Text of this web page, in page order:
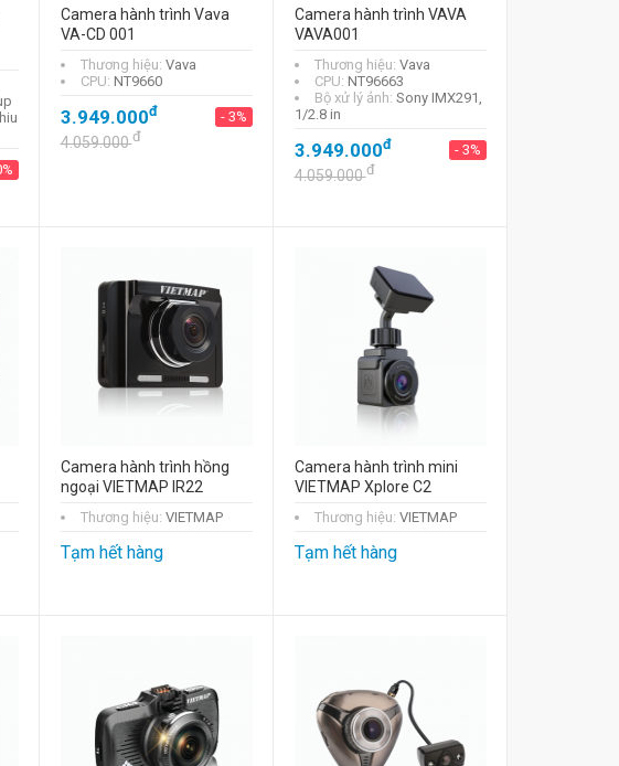
Camera hành trình Vava
VA-CD 001
Thương hiệu: Vava
CPU: NT9660
3.949.000đ - 3%
4.059.000đ
Camera hành trình VAVA
VAVA001
Thương hiệu: Vava
CPU: NT96663
Bộ xử lý ảnh: Sony IMX291,
1/2.8 in
3.949.000đ - 3%
4.059.000đ
Camera hành trình hồng
ngoại VIETMAP IR22
Thương hiệu: VIETMAP
Tạm hết hàng
Camera hành trình mini
VIETMAP Xplore C2
Thương hiệu: VIETMAP
Tạm hết hàng